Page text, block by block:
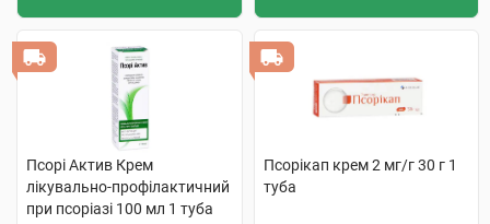
Псорі Актив Крем
лікувально-профілактичний
при псоріазі 100 мл 1 туба
Псорікап крем 2 мг/г 30 г 1
туба